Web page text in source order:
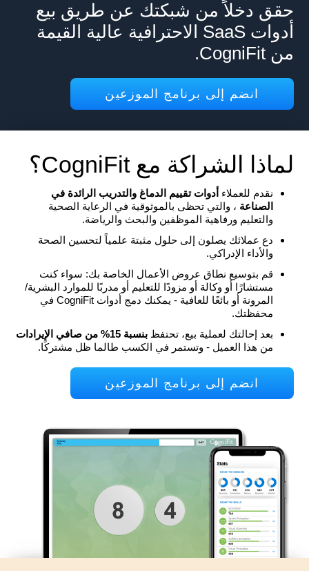
حقق دخلاً من شبكتك عن طريق بيع
أدوات SaaS الاحترافية عالية القيمة
من CogniFit.
انضم إلى برنامج الموزعين
لماذا الشراكة مع CogniFit؟
نقدم للعملاء أدوات تقييم الدماغ والتدريب الرائدة في
الصناعة ، والتي تحظى بالموثوقية في الرعاية الصحية
والتعليم ورفاهية الموظفين والبحث والرياضة.
دع عملائك يصلون إلى حلول مثبتة علمياً لتحسين الصحة
والأداء الإدراكي.
قم بتوسيع نطاق عروض الأعمال الخاصة بك: سواء كنت
مستشارًا أو وكالة أو مزودًا للتعليم أو مدربًا للموارد البشرية/
المرونة أو بائعًا للعافية - يمكنك دمج أدوات CogniFit في
محفظتك.
بعد إحالتك لعملية بيع، تحتفظبنسبة 15% من صافي الإيرادات
من هذا العميل - وتستمر في الكسب طالما ظل مشتركًا.
انضم إلى برنامج الموزعين